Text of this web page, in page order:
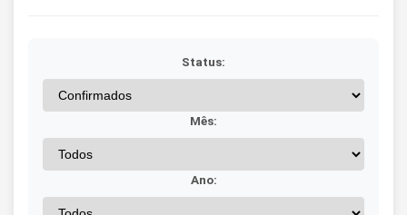
Status:
Mês:
Ano: